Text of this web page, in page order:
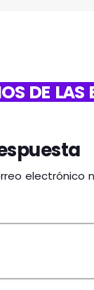
DE
electrónico